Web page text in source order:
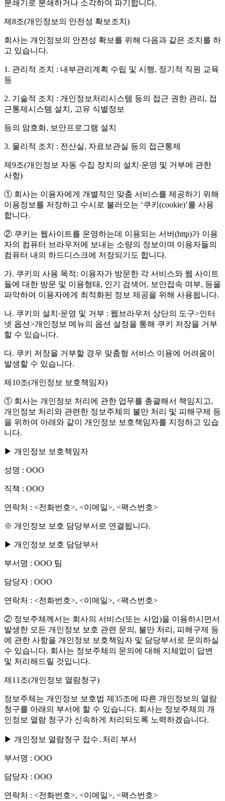
분쇄기로 분쇄하거나 소각하여 파기합니다.
제8조(개인정보의 안전성 확보조치)
회사는 개인정보의 안전성 확보를 위해 다음과 같은 조치를 하
고 있습니다.
1. 관리적 조치 : 내부관리계획 수립 및 시행, 정기적 직원 교육
등
2. 기술적 조치 : 개인정보처리시스템 등의 접근 권한 관리, 접
근통제시스템 설치, 고유 식별정보
등의 암호화, 보안프로그램 설치
3. 물리적 조치 : 전산실, 자료보관실 등의 접근통제
제9조(개인정보 자동 수집 장치의 설치∙운영 및 거부에 관한
사항)
① 회사는 이용자에게 개별적인 맞춤 서비스를 제공하기 위해
이용정보를 저장하고 수시로 불러오는 ‘쿠키(cookie)’를 사용
합니다.
② 쿠키는 웹사이트를 운영하는데 이용되는 서버(http)가 이용
자의 컴퓨터 브라우저에 보내는 소량의 정보이며 이용자들의
컴퓨터 내의 하드디스크에 저장되기도 합니다.
가. 쿠키의 사용 목적: 이용자가 방문한 각 서비스와 웹 사이트
들에 대한 방문 및 이용형태, 인기 검색어, 보안접속 여부, 등을
파악하여 이용자에게 최적화된 정보 제공을 위해 사용됩니다.
나. 쿠키의 설치∙운영 및 거부 : 웹브라우저 상단의 도구>인터
넷 옵션>개인정보 메뉴의 옵션 설정을 통해 쿠키 저장을 거부
할 수 있습니다.
다. 쿠키 저장을 거부할 경우 맞춤형 서비스 이용에 어려움이
발생할 수 있습니다.
제10조(개인정보 보호책임자)
① 회사는 개인정보 처리에 관한 업무를 총괄해서 책임지고,
개인정보 처리와 관련한 정보주체의 불만 처리 및 피해구제 등
을 위하여 아래와 같이 개인정보 보호책임자를 지정하고 있습
니다.
▶ 개인정보 보호책임자
성명 : OOO
직책 : OOO
연락처 : <전화번호>, <이메일>, <팩스번호>
※ 개인정보 보호 담당부서로 연결됩니다.
▶ 개인정보 보호 담당부서
부서명 : OOO 팀
담당자 : OOO
연락처 : <전화번호>, <이메일>, <팩스번호>
② 정보주체께서는 회사의 서비스(또는 사업)을 이용하시면서
발생한 모든 개인정보 보호 관련 문의, 불만 처리, 피해구제 등
에 관한 사항을 개인정보 보호책임자 및 담당부서로 문의하실
수 있습니다. 회사는 정보주체의 문의에 대해 지체없이 답변
및 처리해드릴 것입니다.
제11조(개인정보 열람청구)
정보주체는 개인정보 보호법 제35조에 따른 개인정보의 열람
청구를 아래의 부서에 할 수 있습니다. 회사는 정보주체의 개
인정보 열람 청구가 신속하게 처리되도록 노력하겠습니다.
▶ 개인정보 열람청구 접수․처리 부서
부서명 : OOO
담당자 : OOO
연락처 : <전화번호>, <이메일>, <팩스번호>